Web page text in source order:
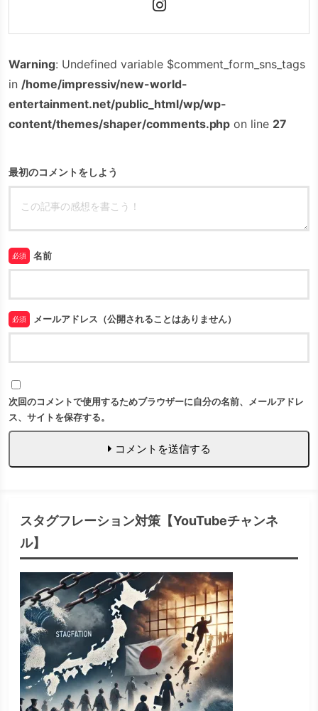
Warning: Undefined variable $comment_form_sns_tags
in /home/impressiv/new-world-
entertainment.net/public_html/wp/wp-
content/themes/shaper/comments.php on line 27
最初のコメントをしよう
必須 名前
必須 メールアドレス（公開されることはありません）
次回のコメントで使用するためブラウザーに自分の名前、メールアドレ
ス、サイトを保存する。
コメントを送信する
スタグフレーション対策【YouTubeチャンネ
ル】